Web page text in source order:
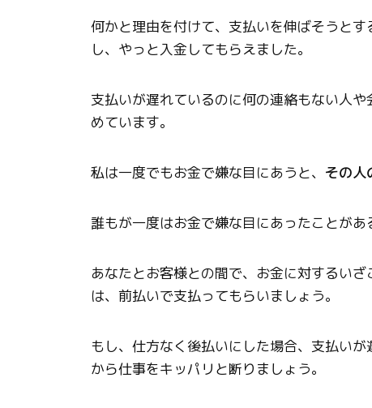
何かと理由を付けて、支払いを伸ばそうと
し、やっと入金してもらえました。
支払いが遅れているのに何の連絡もない人
めています。
私は一度でもお金で嫌な目にあうと、 その人
誰もが一度はお金で嫌な目にあったことがあ
あなたとお客様との間で、お金に対するい
は、前払いで支払ってもらいましょう。
もし、仕方なく後払いにした場合、支払い
から仕事をキッパリと断りましょう。